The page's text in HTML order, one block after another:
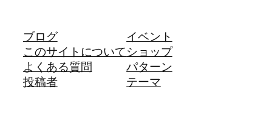
ブログ
このサイトについて
よくある質問
投稿者
イベント
ショップ
パターン
テーマ